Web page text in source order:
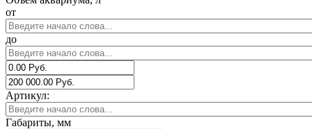
от
до
Артикул:
Габариты, мм